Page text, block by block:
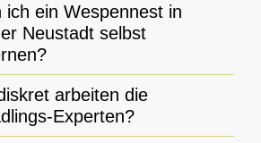
ich ein Wespennest in
Neustadt selbst
arbeiten die
Experten?